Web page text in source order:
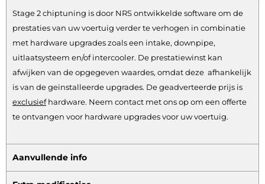
Stage 2 chiptuning is door NRS ontwikkelde software om de
prestaties van uw voertuig verder te verhogen in combinatie
met hardware upgrades zoals een intake, downpipe,
uitlaatsysteem en/of intercooler. De prestatiewinst kan
afwijken van de opgegeven waardes, omdat deze afhankelijk
is van de geïnstalleerde upgrades. De geadverteerde prijs is
exclusiefhardware. Neem contact met ons op om een offerte
te ontvangen voor hardware upgrades voor uw voertuig.
Aanvullende info